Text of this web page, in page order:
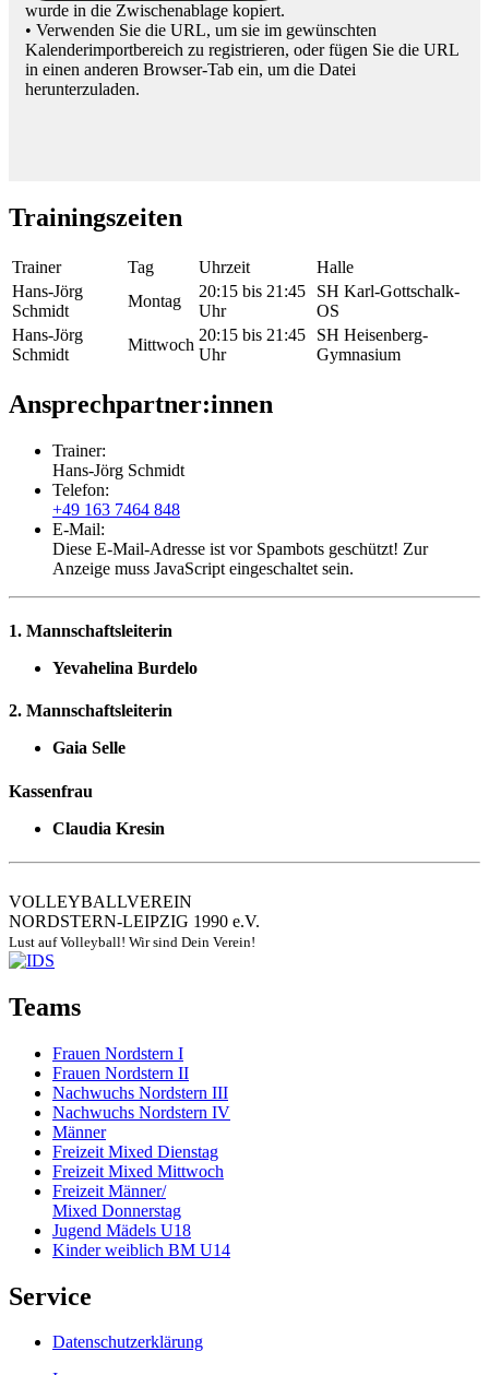
wurde in die Zwischenablage kopiert.
• Verwenden Sie die URL, um sie im gewünschten
Kalenderimportbereich zu registrieren, oder fügen Sie die URL
in einen anderen Browser-Tab ein, um die Datei
herunterzuladen.
Trainingszeiten
Trainer Tag Uhrzeit
Halle
Hans-Jörg
Schmidt
Montag
20:15 bis 21:45
Uhr
SH Karl-Gottschalk-
OS
Hans-Jörg
Schmidt
Mittwoch
20:15 bis 21:45
Uhr
SH Heisenberg-
Gymnasium
Ansprechpartner:innen
Trainer:
Hans-Jörg Schmidt
Telefon:
+49 163 7464 848
E-Mail:
Diese E-Mail-Adresse ist vor Spambots geschützt! Zur
Anzeige muss JavaScript eingeschaltet sein.
1. Mannschaftsleiterin
Yevahelina Burdelo
2. Mannschaftsleiterin
Gaia Selle
Kassenfrau
Claudia Kresin
VOLLEYBALLVEREIN
NORDSTERN-LEIPZIG 1990 e.V.
Lust auf Volleyball! Wir sind Dein Verein!
Teams
Frauen Nordstern I
Frauen Nordstern II
Nachwuchs Nordstern III
Nachwuchs Nordstern IV
Männer
Freizeit Mixed Dienstag
Freizeit Mixed Mittwoch
Freizeit Männer/
Mixed Donnerstag
Jugend Mädels U18
Kinder weiblich BM U14
Service
Datenschutzerklärung